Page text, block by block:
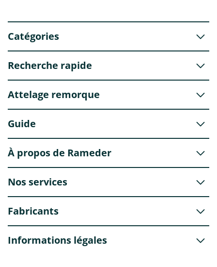
Catégories
Recherche rapide
Attelage remorque
Guide
À propos de Rameder
Nos services
Fabricants
Informations légales